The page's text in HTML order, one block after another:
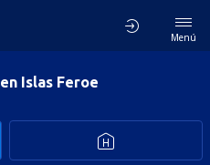
Menú
en Islas Feroe